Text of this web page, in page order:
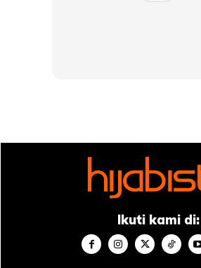
tidak salah sama sekali. Ini
manusia itu mempunyai
falsafah hidup mereka
lain tiada hak menentukan
Jujur, sya banyak terima msg utk
jarang2 nak screenshoot utk share
Ikuti kami di: